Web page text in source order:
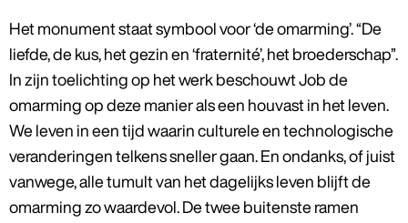
Het monument staat symbool voor ‘de omarming’. “De
liefde, de kus, het gezin en ‘fraternité’, het broederschap”.
In zijn toelichting op het werk beschouwt Job de
omarming op deze manier als een houvast in het leven.
We leven in een tijd waarin culturele en technologische
veranderingen telkens sneller gaan. En ondanks, of juist
vanwege, alle tumult van het dagelijks leven blijft de
omarming zo waardevol. De twee buitenste ramen